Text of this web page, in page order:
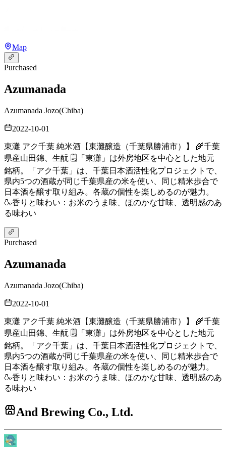
Map
Purchased
Azumanada
Azumanada Jozo(Chiba)
2022-10-01
東灘 アク千葉 純米酒【東灘醸造（千葉県勝浦市）】 🌾千葉
県産山田錦、生酛 🗒️「東灘」は外房地区を中心とした地元
銘柄。「アク千葉」は、千葉日本酒活性化プロジェクトで、
県内5つの酒蔵が同じ千葉県産の米を使い、同じ精米歩合で
日本酒を醸す取り組み。各蔵の個性を楽しめるのが魅力。
🍶香りと味わい：お米のうま味、ほのかな甘味、透明感のあ
る味わい
Purchased
Azumanada
Azumanada Jozo(Chiba)
2022-10-01
東灘 アク千葉 純米酒【東灘醸造（千葉県勝浦市）】 🌾千葉
県産山田錦、生酛 🗒️「東灘」は外房地区を中心とした地元
銘柄。「アク千葉」は、千葉日本酒活性化プロジェクトで、
県内5つの酒蔵が同じ千葉県産の米を使い、同じ精米歩合で
日本酒を醸す取り組み。各蔵の個性を楽しめるのが魅力。
🍶香りと味わい：お米のうま味、ほのかな甘味、透明感のあ
る味わい
And Brewing Co., Ltd.